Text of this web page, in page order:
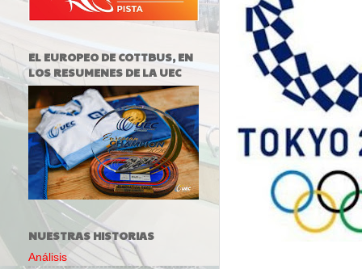
EL EUROPEO DE COTTBUS, EN
LOS RESUMENES DE LA UEC
NUESTRAS HISTORIAS
Análisis